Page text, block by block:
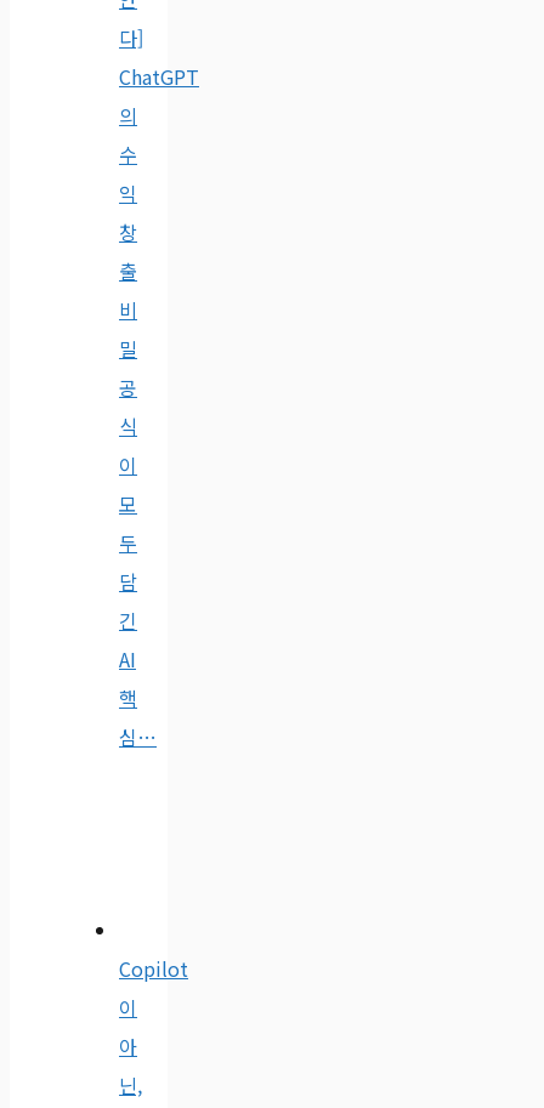
다]
ChatGPT
의
수
익
창
출
비
밀
공
식
이
모
두
담
긴
AI
핵
심…
Copilot
이
아
닌,